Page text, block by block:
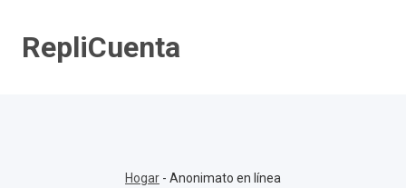
contenido
RepliCuenta
Hogar - Anonimato en línea